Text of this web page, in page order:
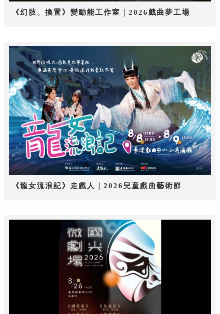
《幻肢。換置》變動能工作室｜2026戲曲夢工場
《龍女流浪記》走戲人｜2026兒童戲曲藝術節